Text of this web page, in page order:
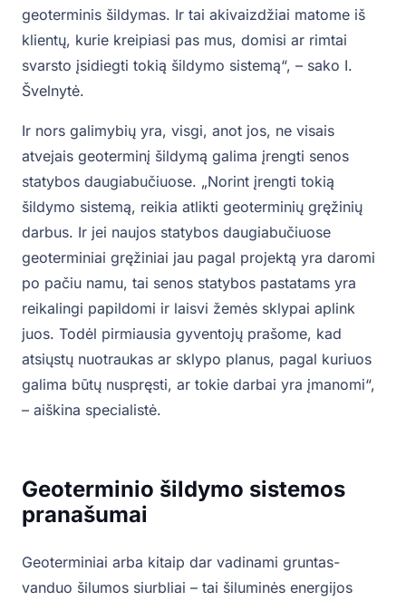
geoterminis šildymas. Ir tai akivaizdžiai matome iš
klientų, kurie kreipiasi pas mus, domisi ar rimtai
svarsto įsidiegti tokią šildymo sistemą“, – sako I.
Švelnytė.
Ir nors galimybių yra, visgi, anot jos, ne visais
atvejais geoterminį šildymą galima įrengti senos
statybos daugiabučiuose. „Norint įrengti tokią
šildymo sistemą, reikia atlikti geoterminių gręžinių
darbus. Ir jei naujos statybos daugiabučiuose
geoterminiai gręžiniai jau pagal projektą yra daromi
po pačiu namu, tai senos statybos pastatams yra
reikalingi papildomi ir laisvi žemės sklypai aplink
juos. Todėl pirmiausia gyventojų prašome, kad
atsiųstų nuotraukas ar sklypo planus, pagal kuriuos
galima būtų nuspręsti, ar tokie darbai yra įmanomi“,
– aiškina specialistė.
Geoterminio šildymo sistemos
pranašumai
Geoterminiai arba kitaip dar vadinami gruntas-
vanduo šilumos siurbliai – tai šiluminės energijos